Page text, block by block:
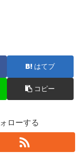
はてブ
コピー
ローする